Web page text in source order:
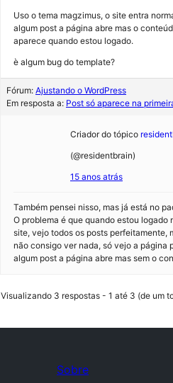
Uso o tema magzimus, o site entra
algum post a página abre mas o
aparece quando estou logado.
è algum bug do template?
Fórum: Ajustando o WordPress
Em resposta a: Post só aparece na
Criador do tópico
(@residentbrain)
15 anos atrás
Também pensei nisso, mas já está no
O problema é que quando estou logado
site, vejo todos os posts perfeitamente,
não consigo ver nada, só vejo a página
algum post a página abre mas sem o
Visualizando 3 respostas - 1 até 3 (de um
Sobre